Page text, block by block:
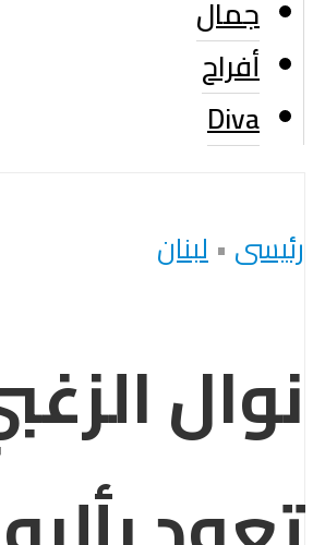
جمال
أفراح
Diva
رئيسى •لبنان
نوال